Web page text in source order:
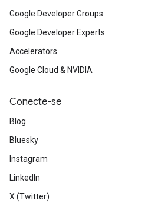
Google Developer Groups
Google Developer Experts
Accelerators
Google Cloud & NVIDIA
Conecte-se
Blog
Bluesky
Instagram
LinkedIn
X (Twitter)